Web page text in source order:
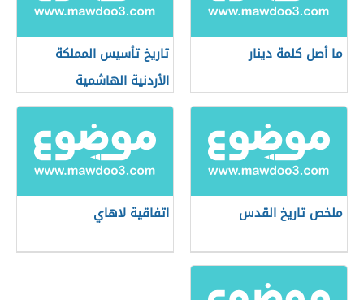
ما أصل كلمة دينار
تاريخ تأسيس المملكة
الأردنية الهاشمية
ملخص تاريخ القدس اتفاقية لاهاي